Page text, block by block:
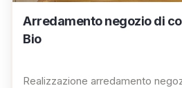
Arredamento negozio di
Bio
Realizzazione arredamento